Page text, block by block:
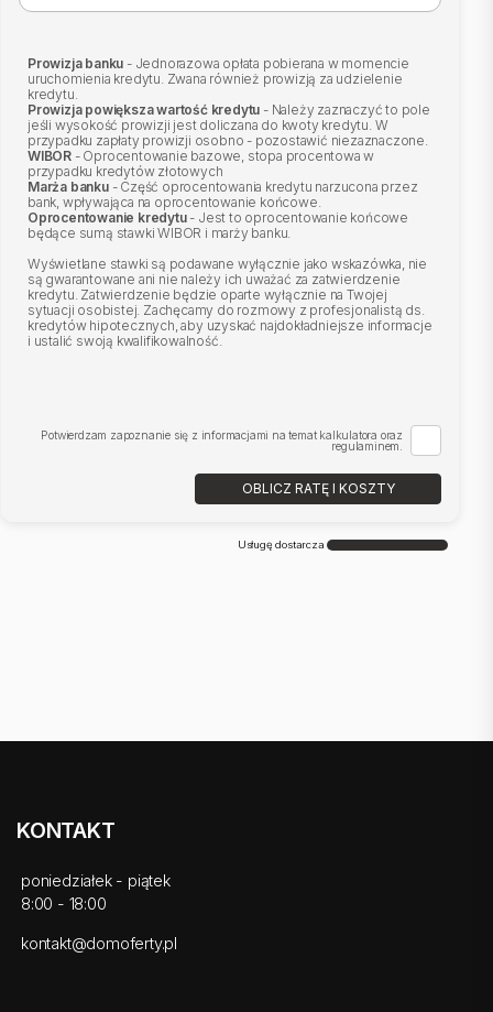
Prowizja banku - Jednorazowa opłata pobierana w momencie
uruchomienia kredytu. Zwana również prowizją za udzielenie
kredytu.
Prowizja powiększa wartość kredytu - Należy zaznaczyć to pole
jeśli wysokość prowizji jest doliczana do kwoty kredytu. W
przypadku zapłaty prowizji osobno - pozostawić niezaznaczone.
WIBOR - Oprocentowanie bazowe, stopa procentowa w
przypadku kredytów złotowych
Marża banku- Część oprocentowania kredytu narzucona przez
bank, wpływająca na oprocentowanie końcowe.
Oprocentowanie kredytu- Jest to oprocentowanie końcowe
będące sumą stawki WIBOR i marży banku.
Wyświetlane stawki są podawane wyłącznie jako wskazówka, nie
są gwarantowane ani nie należy ich uważać za zatwierdzenie
kredytu. Zatwierdzenie będzie oparte wyłącznie na Twojej
sytuacji osobistej. Zachęcamy do rozmowy z profesjonalistą ds.
kredytów hipotecznych, aby uzyskać najdokładniejsze informacje
i ustalić swoją kwalifikowalność.
Potwierdzam zapoznanie się z informacjami na temat kalkulatora oraz
regulaminem.
OBLICZ RATĘ I KOSZTY
Usługę dostarcza
KONTAKT
poniedziałek - piątek
8:00 - 18:00
kontakt@domoferty.pl